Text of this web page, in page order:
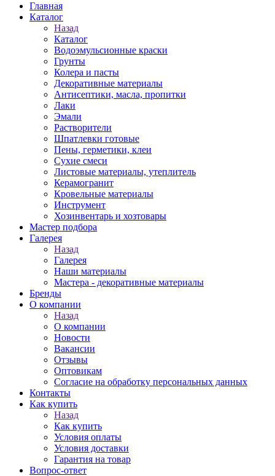
Главная
Каталог
Назад
Каталог
Водоэмульсионные краски
Грунты
Колера и пасты
Декоративные материалы
Антисептики, масла, пропитки
Лаки
Эмали
Растворители
Шпатлевки готовые
Пены, герметики, клеи
Сухие смеси
Листовые материалы, утеплитель
Керамогранит
Кровельные материалы
Инструмент
Хозинвентарь и хозтовары
Мастер подбора
Галерея
Назад
Галерея
Наши материалы
Мастера - декоративные материалы
Бренды
О компании
Назад
О компании
Новости
Вакансии
Отзывы
Оптовикам
Cогласие на обработку персональных данных
Контакты
Как купить
Назад
Как купить
Условия оплаты
Условия доставки
Гарантия на товар
Вопрос-ответ